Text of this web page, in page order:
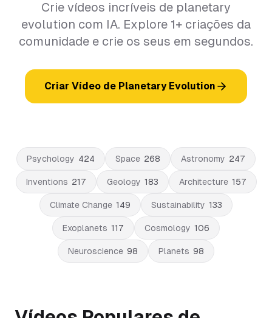
Crie vídeos incríveis de planetary
evolution com IA. Explore 1+ criações da
comunidade e crie os seus em segundos.
Criar Vídeo de Planetary Evolution
Psychology 424 Space 268 Astronomy 247
Inventions 217 Geology 183 Architecture 157
Climate Change 149 Sustainability 133
Exoplanets 117 Cosmology 106
Neuroscience 98 Planets 98